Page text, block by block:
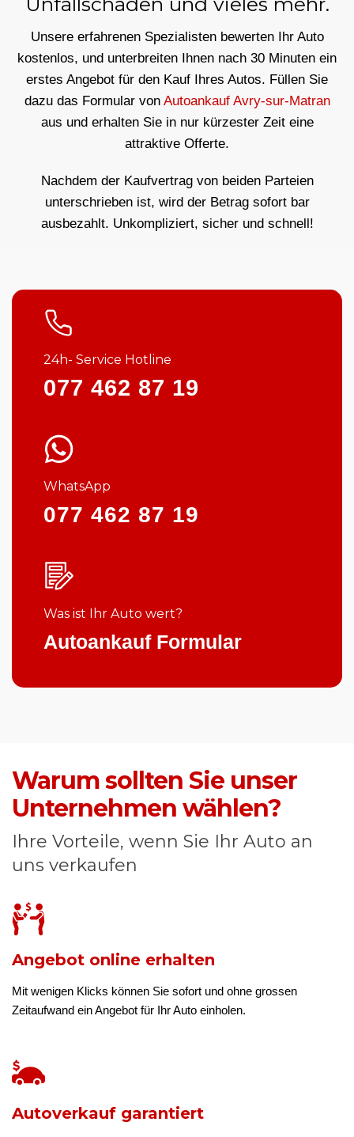
Unsere erfahrenen Spezialisten bewerten Ihr Auto
kostenlos, und unterbreiten Ihnen nach 30 Minuten ein
erstes Angebot für den Kauf Ihres Autos. Füllen Sie
dazu das Formular von Autoankauf Avry-sur-Matran
aus und erhalten Sie in nur kürzester Zeit eine
attraktive Offerte.
Nachdem der Kaufvertrag von beiden Parteien
unterschrieben ist, wird der Betrag sofort bar
ausbezahlt. Unkompliziert, sicher und schnell!
24h- Service Hotline
077 462 87 19
WhatsApp
077 462 87 19
Was ist Ihr Auto wert?
Autoankauf Formular
Warum sollten Sie unser
Unternehmen wählen?
Ihre Vorteile, wenn Sie Ihr Auto an
uns verkaufen
Angebot online erhalten
Mit wenigen Klicks können Sie sofort und ohne grossen
Zeitaufwand ein Angebot für Ihr Auto einholen.
Autoverkauf garantiert